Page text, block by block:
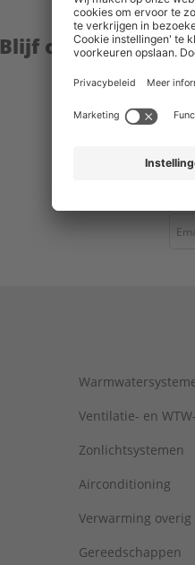
Blijf op de hoogte
Ventilatie- en
Zonlichtsystemen
Airconditioning
Verwarming overig
Gereedschappen